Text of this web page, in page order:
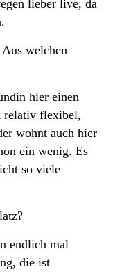
lieber live, da
welchen
hier einen
relativ flexibel,
wohnt auch hier
ein wenig. Es
so viele
endlich mal
die ist